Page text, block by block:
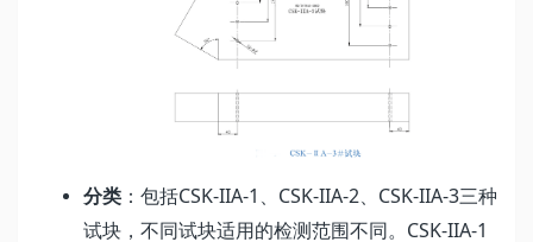
分类 ：包括CSK-IIA-1 、 CSK-IIA-2、 CSK-IIA-3三种
试块，不同试块适用的检测范围不同。 CSK-IIA-1